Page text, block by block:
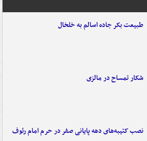
طبیعت بکر جاده اسالم به خلخال
شکار تمساح در مالزی
نصب کتیبه‌های دهه پایانی صفر در حرم امام رئوف